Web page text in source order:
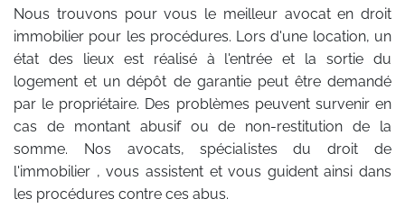
Nous trouvons pour vous le meilleur avocat en droit
immobilier pour les procédures. Lors d'une location, un
état des lieux est réalisé à l'entrée et la sortie du
logement et un dépôt de garantie peut être demandé
par le propriétaire. Des problèmes peuvent survenir en
cas de montant abusif ou de non-restitution de la
somme. Nos avocats, spécialistes du droit de
l'immobilier , vous assistent et vous guident ainsi dans
les procédures contre ces abus.